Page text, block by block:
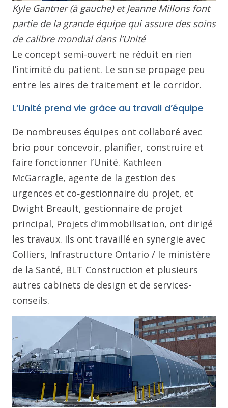
Kyle Gantner (à gauche) et Jeanne Millons font
partie de la grande équipe qui assure des soins
de calibre mondial dans l’Unité
Le concept semi-ouvert ne réduit en rien
l’intimité du patient. Le son se propage peu
entre les aires de traitement et le corridor.
L’Unité prend vie grâce au travail d’équipe
De nombreuses équipes ont collaboré avec
brio pour concevoir, planifier, construire et
faire fonctionner l’Unité. Kathleen
McGarragle, agente de la gestion des
urgences et co‑gestionnaire du projet, et
Dwight Breault, gestionnaire de projet
principal, Projets d’immobilisation, ont dirigé
les travaux. Ils ont travaillé en synergie avec
Colliers, Infrastructure Ontario / le ministère
de la Santé, BLT Construction et plusieurs
autres cabinets de design et de services-
conseils.